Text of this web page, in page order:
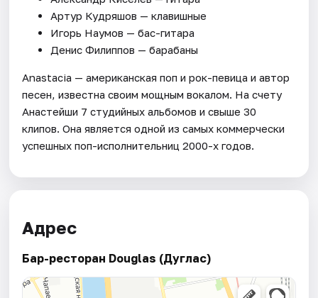
Артур Кудряшов — клавишные
Игорь Наумов — бас-гитара
Денис Филиппов — барабаны
Anastacia — американская поп и рок-певица и автор
песен, известна своим мощным вокалом. На счету
Анастейши 7 студийных альбомов и свыше 30
клипов. Она является одной из самых коммерчески
успешных поп-исполнительниц 2000-х годов.
Адрес
Бар-ресторан Douglas (Дуглас)